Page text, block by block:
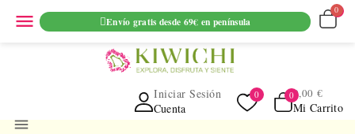
ENVIO GRATUITO EN PEDIDOS SUPERIORES A 69€ EN
PENINSULA
Cuenta
Iniciar Sesión
Mi Carrito
0,00 €
menu
menu Envío gratis desde 69€ en península